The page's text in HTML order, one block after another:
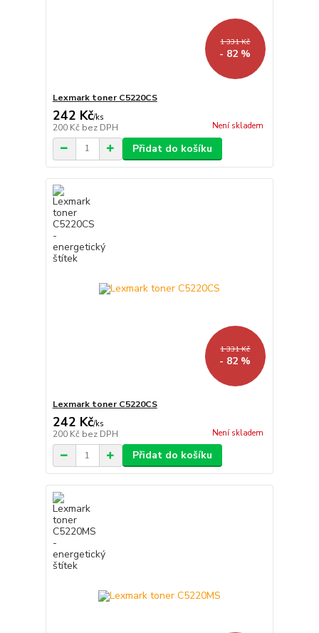
1 331 Kč
- 82 %
Lexmark toner C5220CS
242 Kč/ks
200 Kč bez DPH Není skladem
Přidat do košíku
1 331 Kč
- 82 %
Lexmark toner C5220CS
242 Kč/ks
200 Kč bez DPH Není skladem
Přidat do košíku